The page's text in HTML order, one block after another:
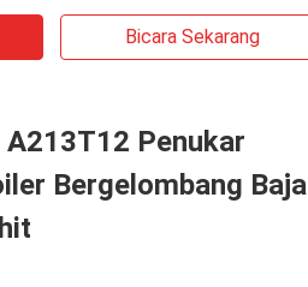
Bicara Sekarang
Penukar
Bergelombang Baja